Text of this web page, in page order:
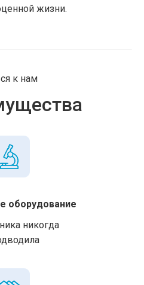
жизни.
к нам
оборудование
никогда